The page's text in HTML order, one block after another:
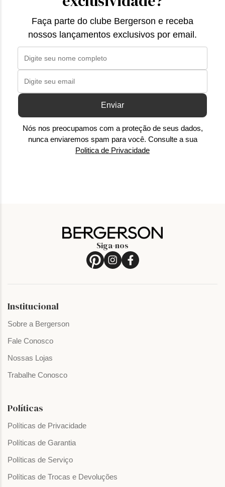
Faça parte do clube Bergerson e receba
nossos lançamentos exclusivos por email.
Enviar
Nós nos preocupamos com a proteção de seus dados,
nunca enviaremos spam para você. Consulte a sua
Politica de Privacidade
Siga-nos
Institucional
Sobre a Bergerson
Fale Conosco
Nossas Lojas
Trabalhe Conosco
Políticas
Políticas de Privacidade
Políticas de Garantia
Políticas de Serviço
Políticas de Trocas e Devoluções